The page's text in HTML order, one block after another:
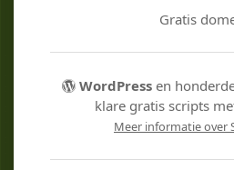
Gratis
WordPressen
klare gratis scripts
Meer informatie over